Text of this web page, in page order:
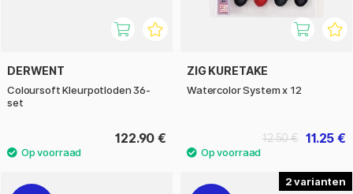
DERWENT
Coloursoft Kleurpotloden 36-
set
122.90 €
ZIG KURETAKE
Watercolor System x 12
11.25 €
12.50 €
2